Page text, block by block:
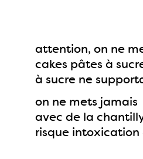
attention, on ne
cakes pâtes à
à sucre ne
on ne mets
avec de la
risque